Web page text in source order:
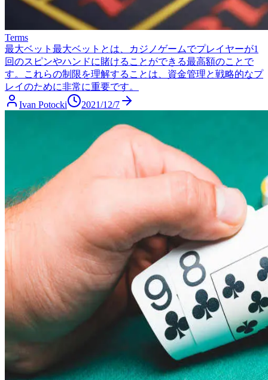
Terms
最大ベット 最大ベットとは、カジノゲームでプレイヤーが1
回のスピンやハンドに賭けることができる最高額のことで
す。これらの制限を理解することは、資金管理と戦略的なプ
レイのために非常に重要です。
Ivan Potocki
2021/12/7